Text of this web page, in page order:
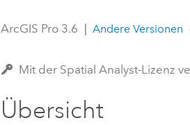
ArcGIS Pro 3.6 Andere Versionen
Mit der Spatial Analyst-Lizenz
Übersicht